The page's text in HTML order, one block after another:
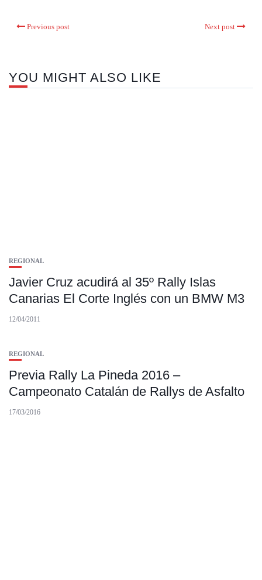
Previous post Next post
YOU MIGHT ALSO LIKE
REGIONAL
Javier Cruz acudirá al 35º Rally Islas
Canarias El Corte Inglés con un BMW M3
12/04/2011
REGIONAL
Previa Rally La Pineda 2016 –
Campeonato Catalán de Rallys de Asfalto
17/03/2016